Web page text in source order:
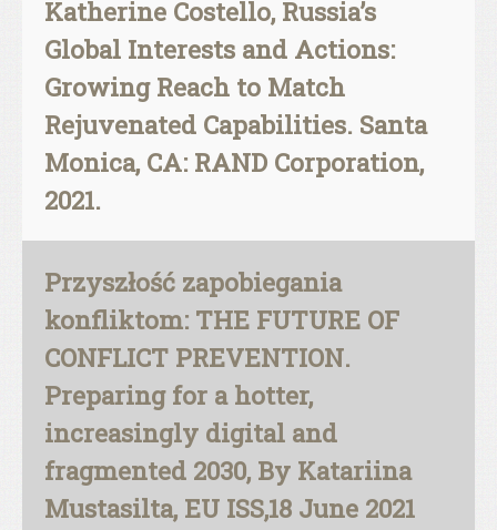
Katherine Costello, Russia’s
Global Interests and Actions:
Growing Reach to Match
Rejuvenated Capabilities. Santa
Monica, CA: RAND Corporation,
2021.
Przyszłość zapobiegania
konfliktom: THE FUTURE OF
CONFLICT PREVENTION.
Preparing for a hotter,
increasingly digital and
fragmented 2030, By Katariina
Mustasilta, EU ISS,18 June 2021